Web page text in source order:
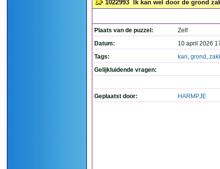
1022993 Ik kan wel door de grond
Plaats van de puzzel:
Zelf
Datum:
10 april 2026
Tags:
kan, grond ,
Gelijkluidende vragen:
Geplaatst door: HARMPJE